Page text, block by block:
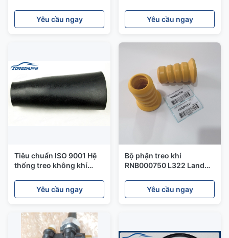
Yêu cầu ngay
Discovery 3 RNB501580
Yêu cầu ngay
Tiêu chuẩn ISO 9001 Hệ
thống treo không khí
Discovery 3 Front
RNB501580
Yêu cầu ngay
Bộ phận treo khí
RNB000750 L322 Land
trong
Yêu cầu ngay